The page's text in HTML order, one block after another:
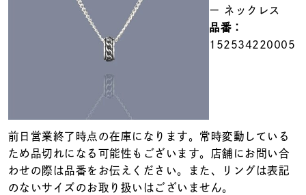
在庫ありのみ すべて表示
ー ネックレス
品番：
152534220005
前日営業終了時点の在庫になります。常時変動している
ため品切れになる可能性もございます。店舗にお問い合
わせの際は品番をお伝えください。また、リングは表記
のないサイズのお取り扱いはございません。